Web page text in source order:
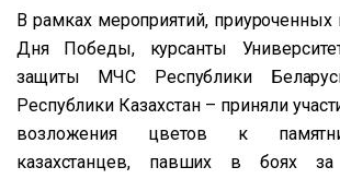
В рамках мероприятий,
Дня Победы, курсанты
защиты МЧС Республики
Республики Казахстан – приняли
возложения цветов к
казахстанцев, павших в боях за